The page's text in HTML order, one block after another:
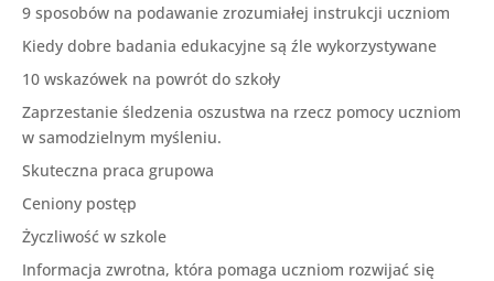
9 sposobów na podawanie zrozumiałej instrukcji uczniom
Kiedy dobre badania edukacyjne są źle wykorzystywane
10 wskazówek na powrót do szkoły
Zaprzestanie śledzenia oszustwa na rzecz pomocy uczniom
w samodzielnym myśleniu.
Skuteczna praca grupowa
Ceniony postęp
Życzliwość w szkole
Informacja zwrotna, która pomaga uczniom rozwijać się